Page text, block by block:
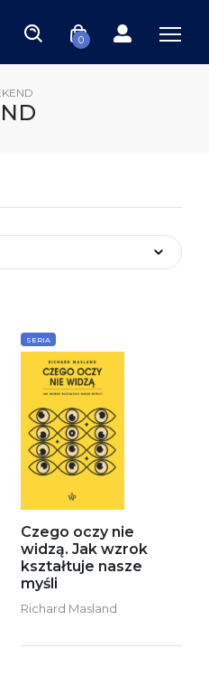
0
SERIA
Czego oczy nie
widzą. Jak wzrok
kształtuje nasze
myśli
Richard Masland